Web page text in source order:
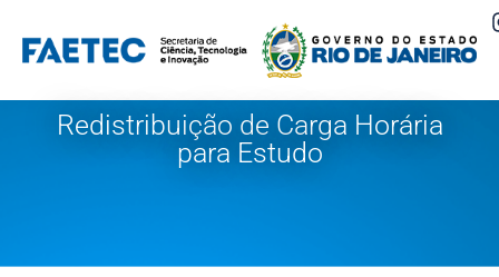
Pular
conteúdoRedistribuição de Carga Horária
para Estudo